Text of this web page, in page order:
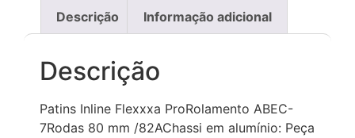
Descrição Informação adicional
Descrição
Patins Inline Flexxxa ProRolamento ABEC-
7Rodas 80 mm /82AChassi em alumínio: Peça